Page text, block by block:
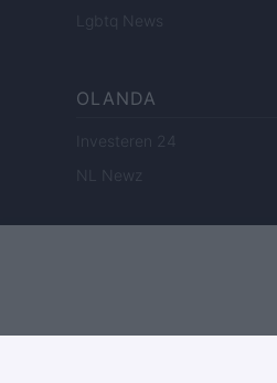
Lgbtq News
OLANDA
Investeren 24
NL Newz